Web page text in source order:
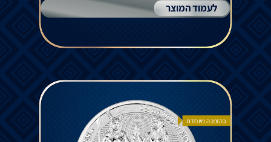
לעמוד המוצר
בהזמנה מיוחדת